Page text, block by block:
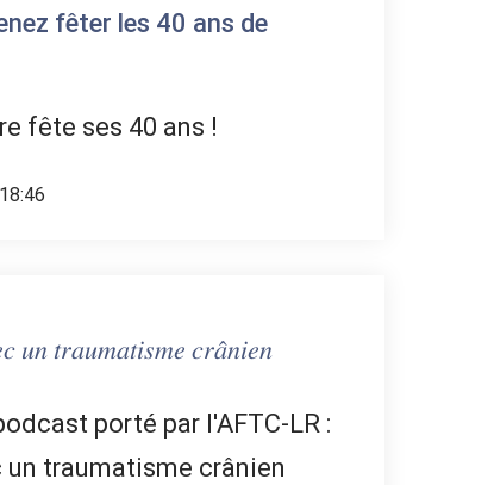
fêter les 40 ans de
fête ses 40 ans !
𝑡𝑟𝑎𝑢𝑚𝑎𝑡𝑖𝑠𝑚𝑒 𝑐𝑟𝑎̂𝑛𝑖𝑒𝑛
porté par l'AFTC-LR :
un traumatisme crânien